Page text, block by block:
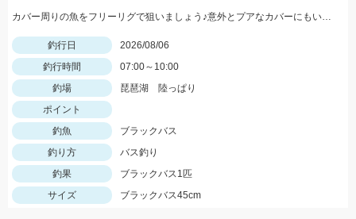
カバー周りの魚をフリーリグで狙いましょう♪意外とプアなカバーにもいますよ♪
釣行日
2026/08/06
釣行時間
07:00～10:00
釣場
琵琶湖 陸っぱり
ポイント
釣魚
ブラックバス
釣り方
バス釣り
釣果
ブラックバス1匹
サイズ
ブラックバス45cm